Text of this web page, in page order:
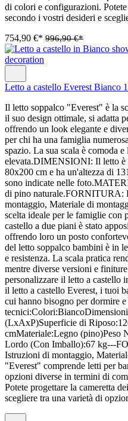
di colori e configurazioni.
secondo i vostri desideri e
754,90 €* 996,90 €*
Letto a castello Everest Bianco
Il letto soppalco "Everest" è la
il suo design ottimale, si adatta
offrendo un look elegante e
per chi ha una famiglia
spazio. La sua scala è comoda
elevata.DIMENSIONI: Il letto è
80x200 cm e ha un'altezza di
sono indicate nelle
di pino naturale.FORNITURA:
montaggio, Materiale di
scelta ideale per le famiglie con
castello a due piani è stato
offrendo loro un posto
del letto soppalco bambini è in
e resistenza. La scala pratica
mentre diverse versioni e
personalizzare il letto a castello
il letto a castello Everest, i tuoi
cui hanno bisogno per dormire
(LxAxP)Superficie di
cmMateriale:Legno (pino)Peso
Lordo (Con Imballo):67 kg---
Istruzioni di montaggio,
"Everest" comprende letti per
opzioni diverse in termini di
Potete progettare la cameretta
scegliere tra una varietà di